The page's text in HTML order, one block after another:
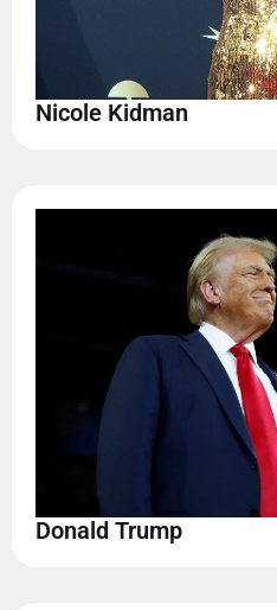
Nicole Kidman
Donald Trump